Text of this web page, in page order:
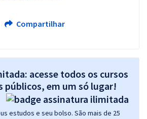
Compartilhar
acesse todos os cursos
públicos, em um só lugar!
estudos e seu bolso. São mais de 25